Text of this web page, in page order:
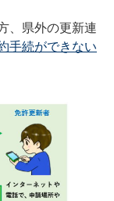
、県外の更新連
手続ができない